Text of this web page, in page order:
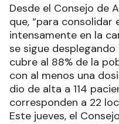
Desde el Consejo de
que, “para consolidar
intensamente en la
se sigue
cubre al 88% de la
con al menos una
dio de alta a 114
corresponden a 22
Este jueves, el